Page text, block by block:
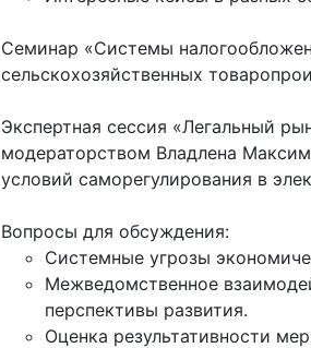
Семинар «Системы
сельскохозяйственных
Экспертная сессия «Легальный
модераторством Владлена
условий саморегулирования в
Вопросы для обсуждения:
Системные угрозы
Межведомственное
перспективы развития.
Оценка результативности